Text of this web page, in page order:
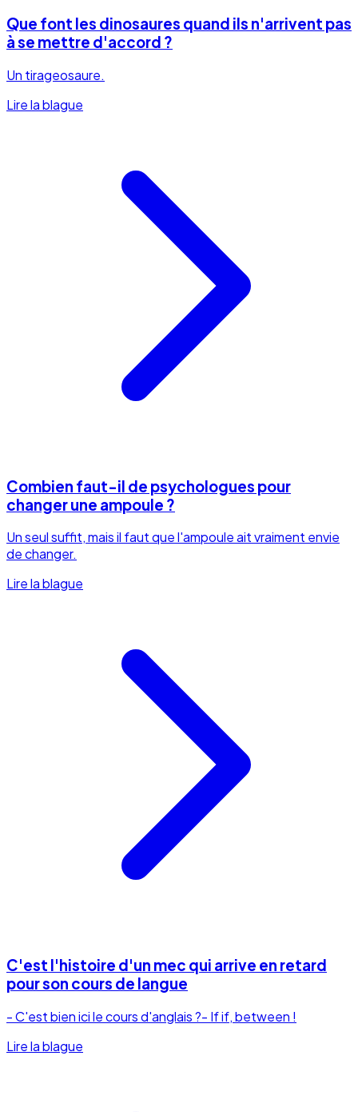
Que font les dinosaures quand ils n'arrivent pas
à se mettre d'accord ?
Un tirageosaure.
Lire la blague
Combien faut-il de psychologues pour
changer une ampoule ?
Un seul suffit, mais il faut que l'ampoule ait vraiment envie
de changer.
Lire la blague
C'est l'histoire d'un mec qui arrive en retard
pour son cours de langue
- C'est bien ici le cours d'anglais ?- If if, between !
Lire la blague